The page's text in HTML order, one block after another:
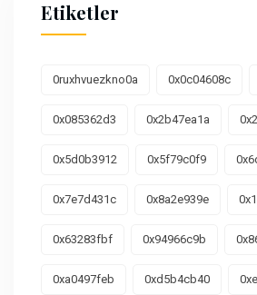
Etiketler
0ruxhvuezkno0a 0x0c04608c
0x085362d3 0x2b47ea1a
0x5d0b3912 0x5f79c0f9
0x7e7d431c 0x8a2e939e
0x63283fbf 0x94966c9b
0xa0497feb 0xd5b4cb40